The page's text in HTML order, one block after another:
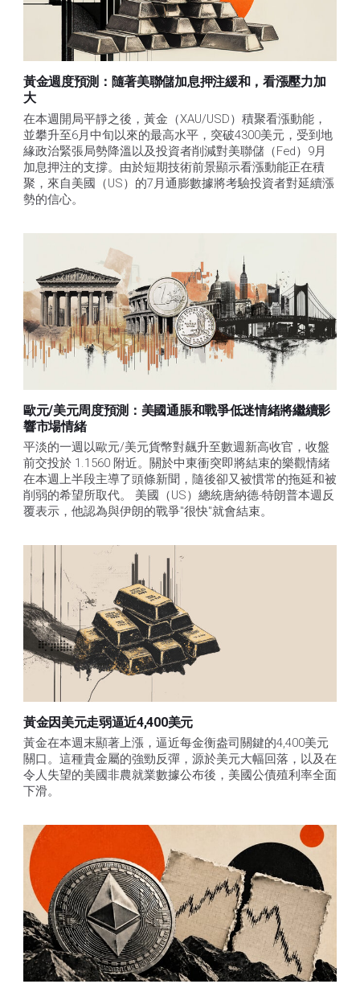
黃金週度預測：隨著美聯儲加息押注緩和，看漲壓力加
大
在本週開局平靜之後，黃金（XAU/USD）積聚看漲動能，
並攀升至6月中旬以來的最高水平，突破4300美元，受到地
緣政治緊張局勢降溫以及投資者削減對美聯儲（Fed）9月
加息押注的支撐。由於短期技術前景顯示看漲動能正在積
聚，來自美國（US）的7月通膨數據將考驗投資者對延續漲
勢的信心。
歐元/美元周度預測：美國通脹和戰爭低迷情緒將繼續影
響市場情緒
平淡的一週以歐元/美元貨幣對飆升至數週新高收官，收盤
前交投於 1.1560 附近。關於中東衝突即將結束的樂觀情緒
在本週上半段主導了頭條新聞，隨後卻又被慣常的拖延和被
削弱的希望所取代。 美國（US）總統唐納德-特朗普本週反
覆表示，他認為與伊朗的戰爭"很快"就會結束。
黃金因美元走弱逼近4,400美元
黃金在本週末顯著上漲，逼近每金衡盎司關鍵的4,400美元
關口。這種貴金屬的強勁反彈，源於美元大幅回落，以及在
令人失望的美國非農就業數據公布後，美國公債殖利率全面
下滑。